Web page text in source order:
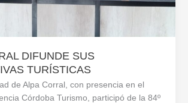
DIFUNDE SUS
TURÍSTICAS
de Alpa Corral, con presencia en el
Córdoba Turismo, participó de la 84º